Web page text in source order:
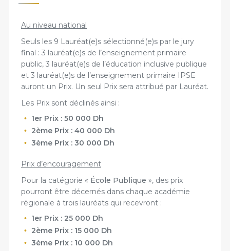
Au niveau national
Seuls les 9 Lauréat(e)s sélectionné(e)s par le jury
final : 3 lauréat(e)s de l’enseignement primaire
public, 3 lauréat(e)s de l’éducation inclusive publique
et 3 lauréat(e)s de l’enseignement primaire IPSE
auront un Prix. Un seul Prix sera attribué par Lauréat.
Les Prix sont déclinés ainsi :
1er Prix : 50 000 Dh
2ème Prix : 40 000 Dh
3ème Prix : 30 000 Dh
Prix d’encouragement
Pour la catégorie « École Publique », des prix
pourront être décernés dans chaque académie
régionale à trois lauréats qui recevront :
1er Prix : 25 000 Dh
2ème Prix : 15 000 Dh
3ème Prix : 10 000 Dh